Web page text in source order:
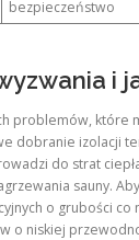
bezpieczeństwo
i
problemów, które
dobranie izolacji
do strat
sauny.
o grubości co
o niskiej